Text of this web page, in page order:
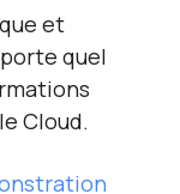
et
quel
Cloud.